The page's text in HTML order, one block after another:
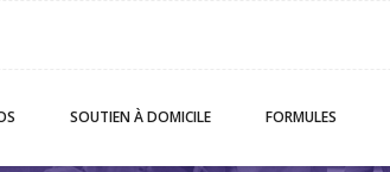
SOUTIENÀ DOMICILE FORMULES